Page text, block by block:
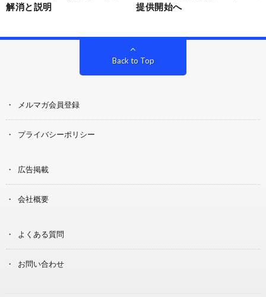
解消と説明
提供開始へ
Back to Top
メルマガ会員登録
プライバシーポリシー
広告掲載
会社概要
よくある質問
お問い合わせ